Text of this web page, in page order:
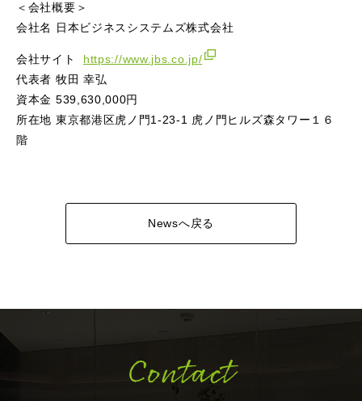
＜会社概要＞
会社名 日本ビジネスシステムズ株式会社
会社サイト https://www.jbs.co.jp/
代表者 牧田 幸弘
資本金 539,630,000円
所在地 東京都港区虎ノ門1-23-1 虎ノ門ヒルズ森タワー１６
階
Newsへ戻る
Contact